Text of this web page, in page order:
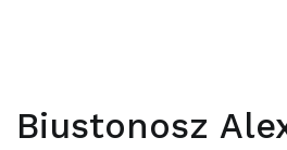
Biustonosz